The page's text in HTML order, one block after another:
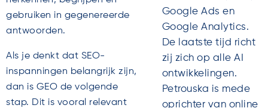
gebruiken in gegenereerde
antwoorden.
Als je denkt dat SEO-
inspanningen belangrijk zijn,
dan is GEO de volgende
stap. Dit is vooral relevant
Google Ads en
Google Analytics.
De laatste tijd richt
zij zich op alle AI
ontwikkelingen.
Petrouska is mede
oprichter van online